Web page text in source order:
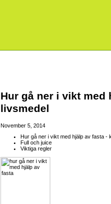
Hur gå ner i vikt med
livsmedel
November 5, 2014
Hur gå ner i vikt med hjälp av fasta -
Full och juice
Viktiga regler